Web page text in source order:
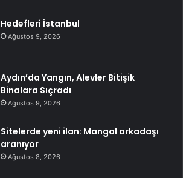
Hedefleri İstanbul
Ağustos 9, 2026
Aydın’da Yangın, Alevler Bitişik
Binalara Sıçradı
Ağustos 9, 2026
Sitelerde yeni ilan: Mangal arkadaşı
aranıyor
Ağustos 8, 2026